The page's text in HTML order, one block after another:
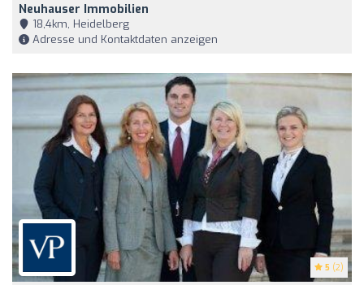
Neuhauser Immobilien
18,4km, Heidelberg
Adresse und Kontaktdaten anzeigen
5 (2)